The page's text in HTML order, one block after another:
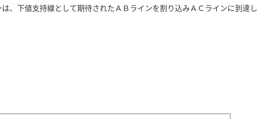
、下値支持線として期待されたＡＢラインを割り込みＡＣラインに到達し